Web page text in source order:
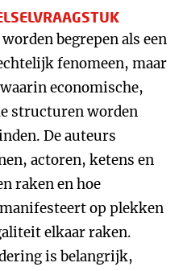
begrepen als een
fenomeen, maar
economische,
structuren worden
De auteurs
actoren, ketens en
raken en hoe
op plekken
elkaar raken.
is belangrijk,